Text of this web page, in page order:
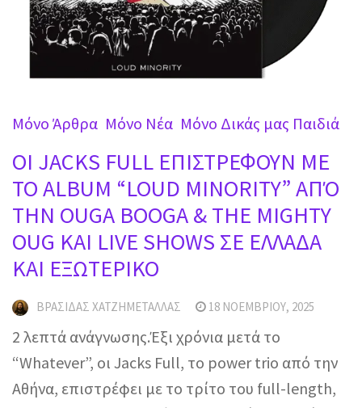
Mόνο Άρθρα Mόνο Νέα Μόνο Δικάς μας Παιδιά
OI JACKS FULL ΕΠΙΣΤΡΕΦΟΥΝ ΜΕ
ΤΟ ALBUM “LOUD MINORITY” ΑΠΌ
ΤΗΝ OUGA BOOGA & THE MIGHTY
OUG ΚΑΙ LIVE SHOWS ΣΕ ΕΛΛΑΔΑ
ΚΑΙ ΕΞΩΤΕΡΙΚΟ
ΒΡΑΣΊΔΑΣ ΧΑΤΖΗΜΕΤΑΛΛΆΣ 18 ΝΟΕΜΒΡΊΟΥ, 2025
2 λεπτά ανάγνωσης.Έξι χρόνια μετά το
“Whatever”, οι Jacks Full, το power trio από την
Αθήνα, επιστρέφει με το τρίτο του full-length,